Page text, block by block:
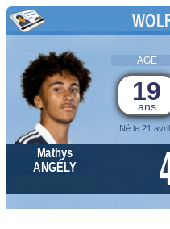
AGE
19
ans
Né le 21
Mathys
ANGÉLY